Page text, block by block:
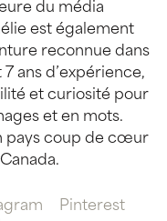
du média
est également
reconnue dans
ans d’expérience,
et curiosité pour
et en mots.
pays coup de cœur
Pinterest